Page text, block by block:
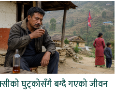
घुट्कोसँगै बग्दै गएको जीवन